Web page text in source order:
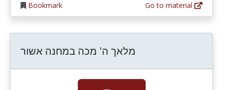
Bookmark
Go to material
מלאך ה' מכה במחנה אשור